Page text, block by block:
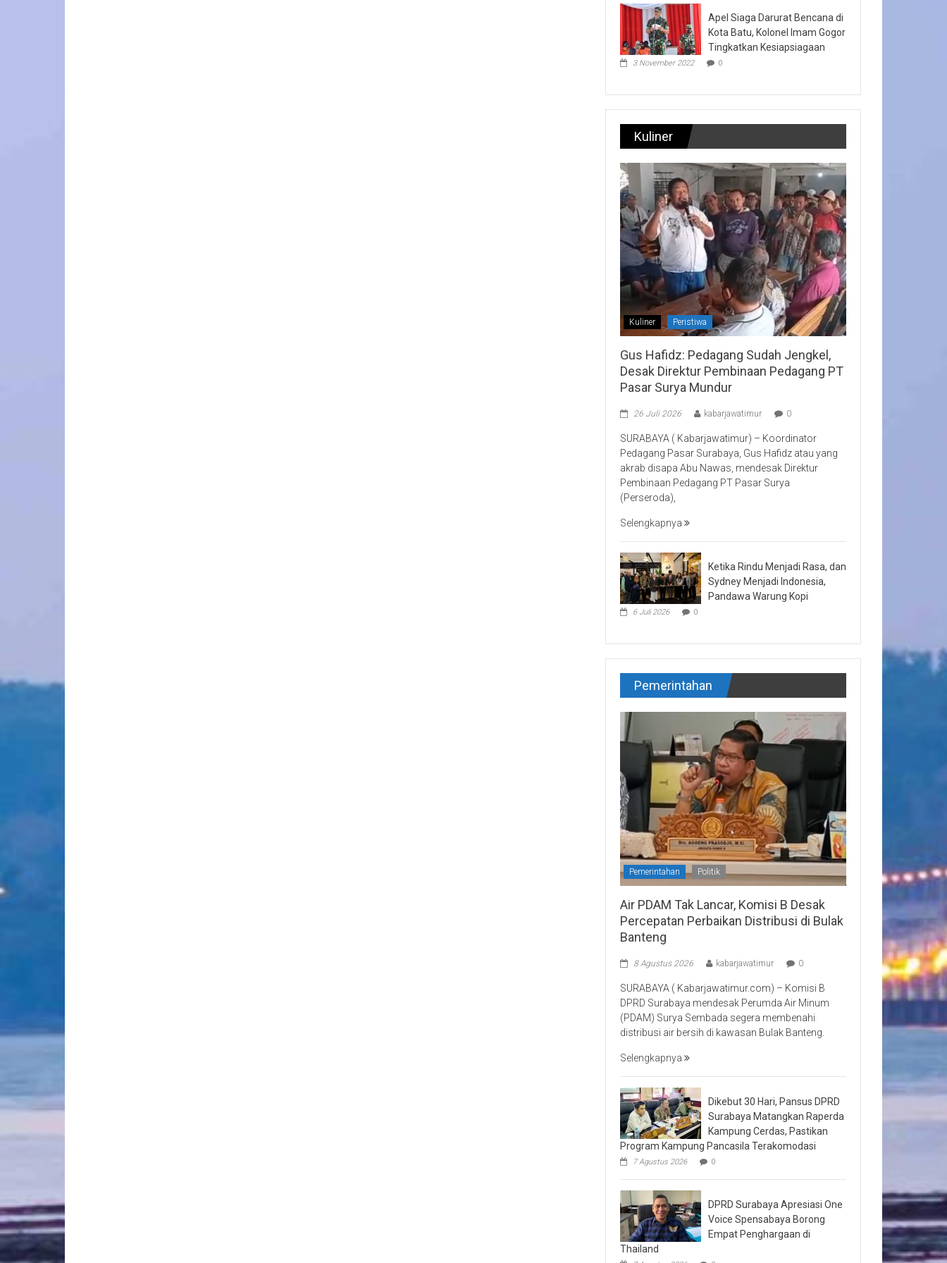
Apel Siaga Darurat Bencana di
Kota Batu, Kolonel Imam Gogor
Tingkatkan Kesiapsiagaan
3 November 2022 0
Kuliner
Kuliner Peristiwa
Gus Hafidz: Pedagang Sudah Jengkel,
Desak Direktur Pembinaan Pedagang PT
Pasar Surya Mundur
26 Juli 2026 kabarjawatimur 0
SURABAYA ( Kabarjawatimur) – Koordinator
Pedagang Pasar Surabaya, Gus Hafidz atau yang
akrab disapa Abu Nawas, mendesak Direktur
Pembinaan Pedagang PT Pasar Surya
(Perseroda),
Selengkapnya
Ketika Rindu Menjadi Rasa, dan
Sydney Menjadi Indonesia,
Pandawa Warung Kopi
6 Juli 2026 0
Pemerintahan
Pemerintahan Politik
Air PDAM Tak Lancar, Komisi B Desak
Percepatan Perbaikan Distribusi di Bulak
Banteng
8 Agustus 2026 kabarjawatimur 0
SURABAYA ( Kabarjawatimur.com) – Komisi B
DPRD Surabaya mendesak Perumda Air Minum
(PDAM) Surya Sembada segera membenahi
distribusi air bersih di kawasan Bulak Banteng.
Selengkapnya
Dikebut 30 Hari, Pansus DPRD
Surabaya Matangkan Raperda
Kampung Cerdas, Pastikan
Program Kampung Pancasila Terakomodasi
7 Agustus 2026 0
DPRD Surabaya Apresiasi One
Voice Spensabaya Borong
Empat Penghargaan di
Thailand